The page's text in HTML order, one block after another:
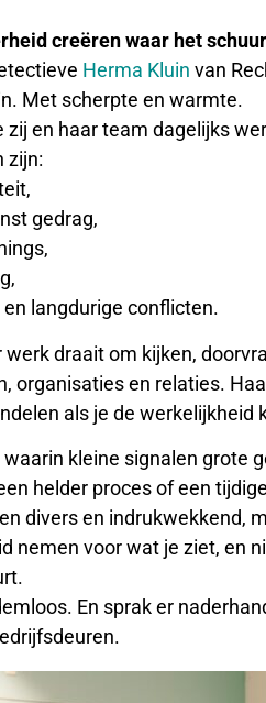
creëren waar het
Herma Kluin van
Met scherpte en warmte.
zij en haar team dagelijks
zijn:
gedrag,
langdurige conflicten.
draait om kijken,
organisaties en relaties.
als je de werkelijkheid
kleine signalen grote
helder proces of een
divers en indrukwekkend,
nemen voor wat je ziet, en
En sprak er